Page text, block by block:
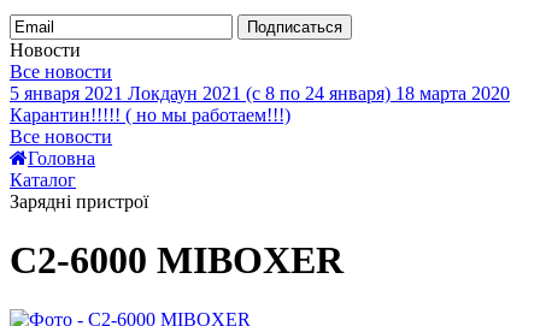
Подписаться
Новости
Все новости
5 января 2021 Локдаун 2021 (с 8 по 24 января) 18 марта 2020
Карантин!!!!! ( но мы работаем!!!)
Все новости
Головна
Каталог
Зарядні пристрої
C2-6000 MIBOXER